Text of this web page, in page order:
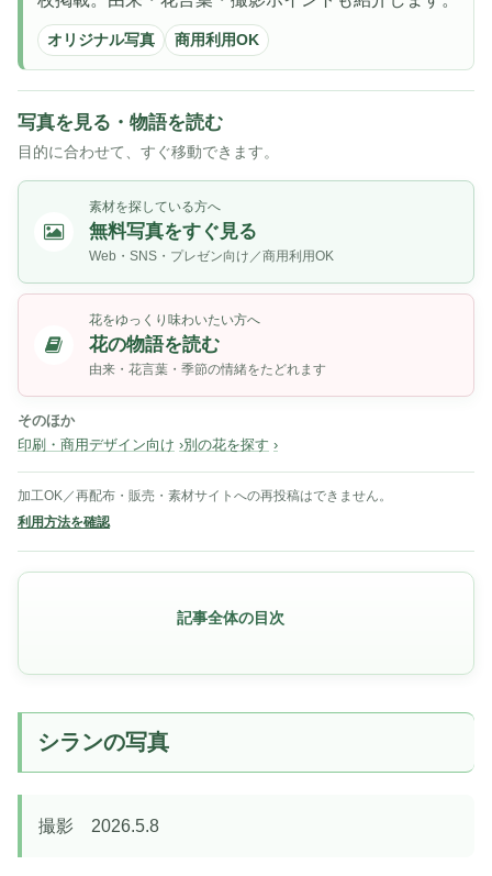
オリジナル写真 商用利用OK
写真を見る・物語を読む
目的に合わせて、すぐ移動できます。
素材を探している方へ
無料写真をすぐ見る
Web・SNS・プレゼン向け／商用利用OK
花をゆっくり味わいたい方へ
花の物語を読む
由来・花言葉・季節の情緒をたどれます
そのほか
印刷・商用デザイン向け
別の花を探す
加工OK／再配布・販売・素材サイトへの再投稿はできません。
利用方法を確認
記事全体の目次
シランの写真
撮影 2026.5.8